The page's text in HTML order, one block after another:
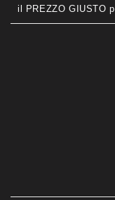
il PREZZO GIUSTO